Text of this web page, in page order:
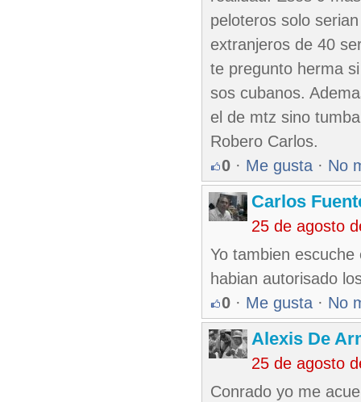
peloteros solo
extranjeros de 40
te pregunto herma
sos cubanos.
el de mtz sino
Robero Carlos.
0 · Me gusta · No
Carlos
25 de agosto
Yo tambien
habian autorisado
0 · Me gusta · No
Alexis De
25 de agosto
Conrado yo me